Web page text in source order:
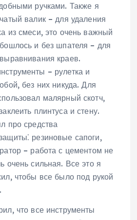
ручками. Также я
валик – для удаления
из смеси, это очень важный
и без шпателя – для
краев.
– рулетка и
без них никуда. Для
малярный скотч,
плинтуса и стену.
про средства
резиновые сапоги,
– работа с цементом не
очень сильная. Все это я
чтобы все было под рукой
что все инструменты